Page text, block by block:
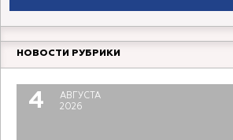
НОВОСТИ РУБРИКИ
4
АВГУСТА
2026